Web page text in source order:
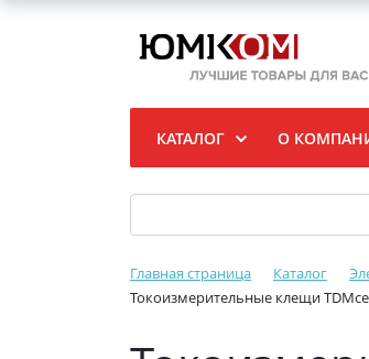
КАТАЛОГ О
Главная страница Каталог
Токоизмерительные клещи